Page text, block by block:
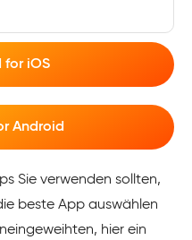
for iOS
Android
Sie verwenden sollten,
beste App auswählen
hier ein